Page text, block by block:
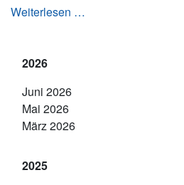
Weiterlesen …
2026
Juni 2026
Mai 2026
März 2026
2025